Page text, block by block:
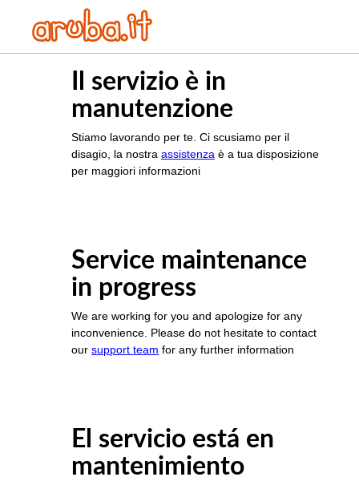
Il servizio è in
manutenzione
Stiamo lavorando per te. Ci scusiamo per il
disagio, la nostra assistenza è a tua disposizione
per maggiori informazioni
Service maintenance
in progress
We are working for you and apologize for any
inconvenience. Please do not hesitate to contact
our support team for any further information
El servicio está en
mantenimiento